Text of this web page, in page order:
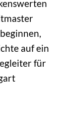
auf ein
für